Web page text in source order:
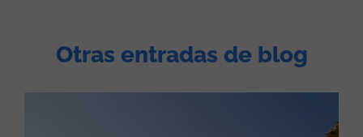
Otras entradas de blog